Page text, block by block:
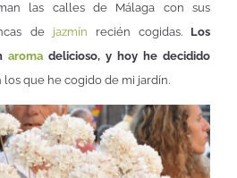
las calles de Málaga con sus
de jazmín recién cogidas. Los
aroma delicioso, y hoy he decidido
los que he cogido de mi jardín.